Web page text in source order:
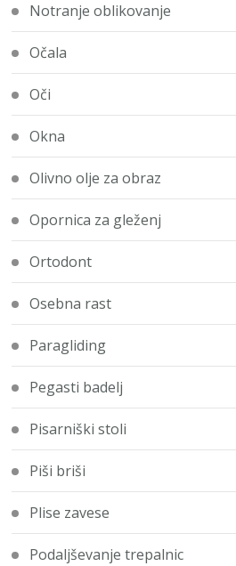
Notranje oblikovanje
Očala
Oči
Okna
Olivno olje za obraz
Opornica za gleženj
Ortodont
Osebna rast
Paragliding
Pegasti badelj
Pisarniški stoli
Piši briši
Plise zavese
Podaljševanje trepalnic